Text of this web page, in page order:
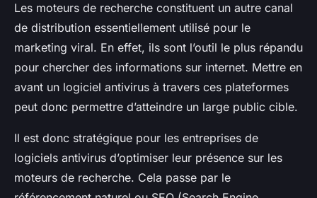
Les moteurs de recherche constituent un autre canal
de distribution essentiellement utilisé pour le
marketing viral. En effet, ils sont l’outil le plus répandu
pour chercher des informations sur internet. Mettre en
avant un logiciel antivirus à travers ces plateformes
peut donc permettre d’atteindre un large public cible.
Il est donc stratégique pour les entreprises de
logiciels antivirus d’optimiser leur présence sur les
moteurs de recherche. Cela passe par le